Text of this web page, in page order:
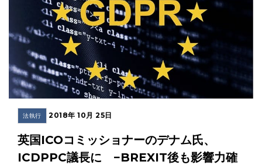
法執行 2018年 10月 25日
英国ICOコミッショナーのデナム氏、
ICDPPC議長に −BREXIT後も影響力確